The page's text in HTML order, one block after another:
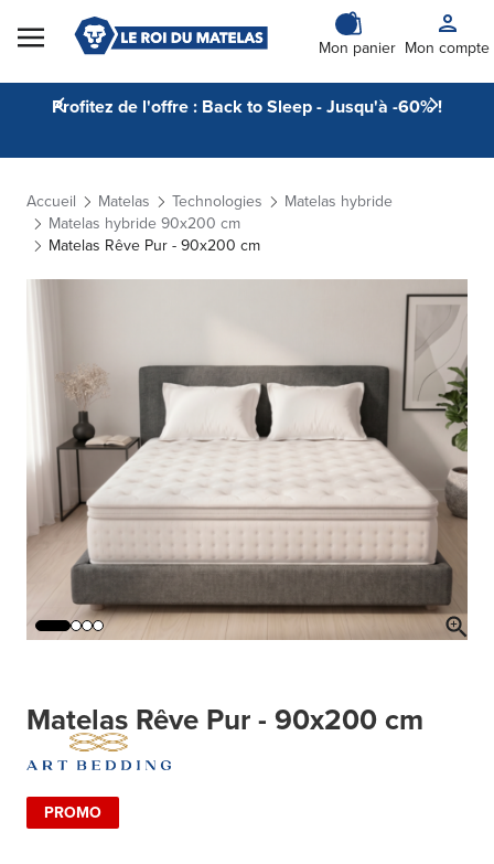
Skip to Content
Mon panier Mon compte
Profitez de l'offre : Back to Sleep - Jusqu'à -60% !
Accueil Matelas Technologies
Matelas hybride
Matelas hybride 90x200 cm
Matelas Rêve Pur - 90x200 cm
Matelas Rêve Pur - 90x200 cm
PROMO